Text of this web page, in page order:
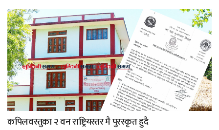
कपिलवस्तुका २ वन राष्ट्रियस्तर मै पुरस्कृत हुदै